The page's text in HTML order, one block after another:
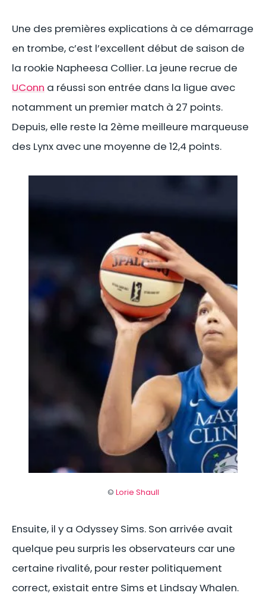
Une des premières explications à ce démarrage
en trombe, c’est l’excellent début de saison de
la rookie Napheesa Collier. La jeune recrue de
UConn a réussi son entrée dans la ligue avec
notamment un premier match à 27 points.
Depuis, elle reste la 2ème meilleure marqueuse
des Lynx avec une moyenne de 12,4 points.
© Lorie Shaull
Ensuite, il y a Odyssey Sims. Son arrivée avait
quelque peu surpris les observateurs car une
certaine rivalité, pour rester politiquement
correct, existait entre Sims et Lindsay Whalen.